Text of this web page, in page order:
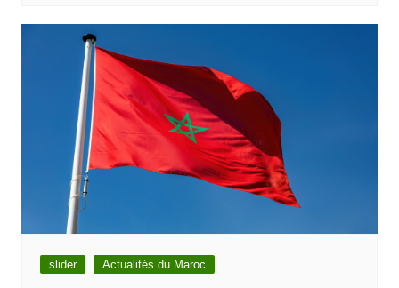
slider Actualités du Maroc